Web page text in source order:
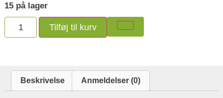
15 på lager
Tilføj til kurv
Beskrivelse Anmeldelser (0)